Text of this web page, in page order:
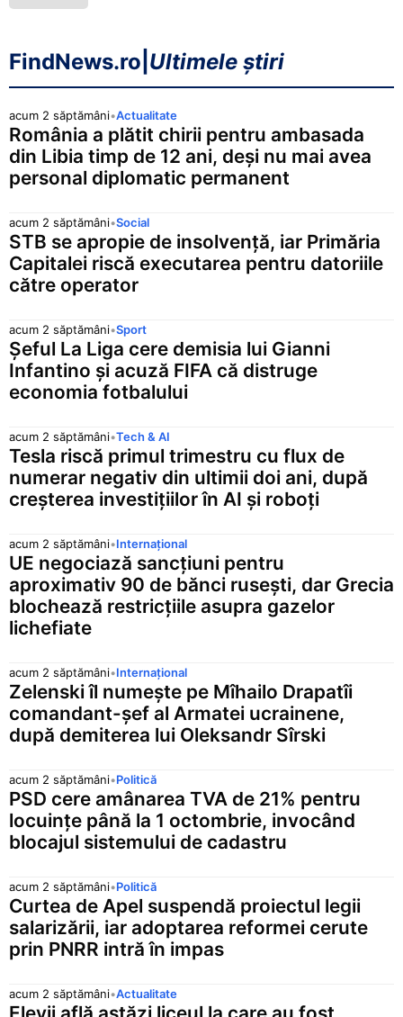
FindNews.ro Ultimele știri
acum 2 săptămâni•Actualitate
România a plătit chirii pentru ambasada
din Libia timp de 12 ani, deși nu mai avea
personal diplomatic permanent
acum 2 săptămâni•Social
STB se apropie de insolvență, iar Primăria
Capitalei riscă executarea pentru datoriile
către operator
acum 2 săptămâni•Sport
Șeful La Liga cere demisia lui Gianni
Infantino și acuză FIFA că distruge
economia fotbalului
acum 2 săptămâni•Tech & AI
Tesla riscă primul trimestru cu flux de
numerar negativ din ultimii doi ani, după
creșterea investițiilor în AI și roboți
acum 2 săptămâni•Internațional
UE negociază sancțiuni pentru
aproximativ 90 de bănci rusești, dar Grecia
blochează restricțiile asupra gazelor
lichefiate
acum 2 săptămâni•Internațional
Zelenski îl numește pe Mîhailo Drapatîi
comandant-șef al Armatei ucrainene,
după demiterea lui Oleksandr Sîrski
acum 2 săptămâni•Politică
PSD cere amânarea TVA de 21% pentru
locuințe până la 1 octombrie, invocând
blocajul sistemului de cadastru
acum 2 săptămâni•Politică
Curtea de Apel suspendă proiectul legii
salarizării, iar adoptarea reformei cerute
prin PNRR intră în impas
acum 2 săptămâni•Actualitate